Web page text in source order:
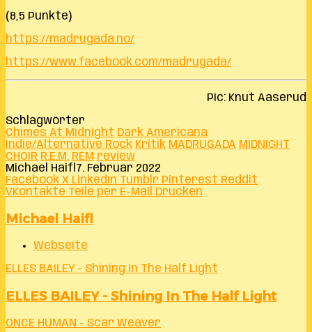
(8,5 Punkte)
https://madrugada.no/
https://www.facebook.com/madrugada/
Pic: Knut Aaserud
Schlagwörter
Chimes At Midnight Dark Americana
Indie/Alternative Rock Kritik MADRUGADA MIDNIGHT
CHOIR R.E.M. REM review
Michael Haifl 7. Februar 2022
Facebook X LinkedIn Tumblr Pinterest Reddit
VKontakte Teile per E-Mail Drucken
Michael Haifl
Webseite
ELLES BAILEY - Shining In The Half Light
ELLES BAILEY - Shining In The Half Light
ONCE HUMAN - Scar Weaver